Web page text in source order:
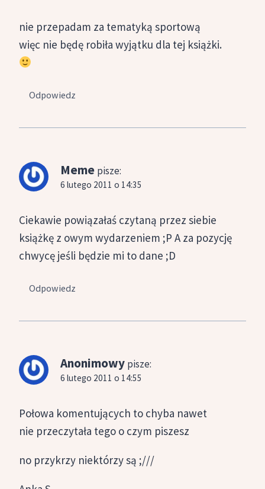
nie przepadam za tematyką sportową
więc nie będę robiła wyjątku dla tej książki.
Odpowiedz
Meme pisze:
6 lutego 2011 o 14:35
Ciekawie powiązałaś czytaną przez siebie
książkę z owym wydarzeniem ;P A za pozycję
chwycę jeśli będzie mi to dane ;D
Odpowiedz
Anonimowy pisze:
6 lutego 2011 o 14:55
Połowa komentujących to chyba nawet
nie przeczytała tego o czym piszesz
no przykrzy niektórzy są ;///